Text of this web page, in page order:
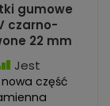
gumowe
czarno-
22 mm
Jest
część